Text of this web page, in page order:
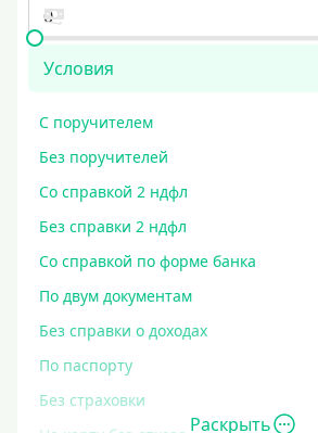
Условия
С поручителем
Без поручителей
Со справкой 2 ндфл
Без справки 2 ндфл
Со справкой по форме банка
По двум документам
Без справки о доходах
По паспорту
Без страховки
Раскрыть